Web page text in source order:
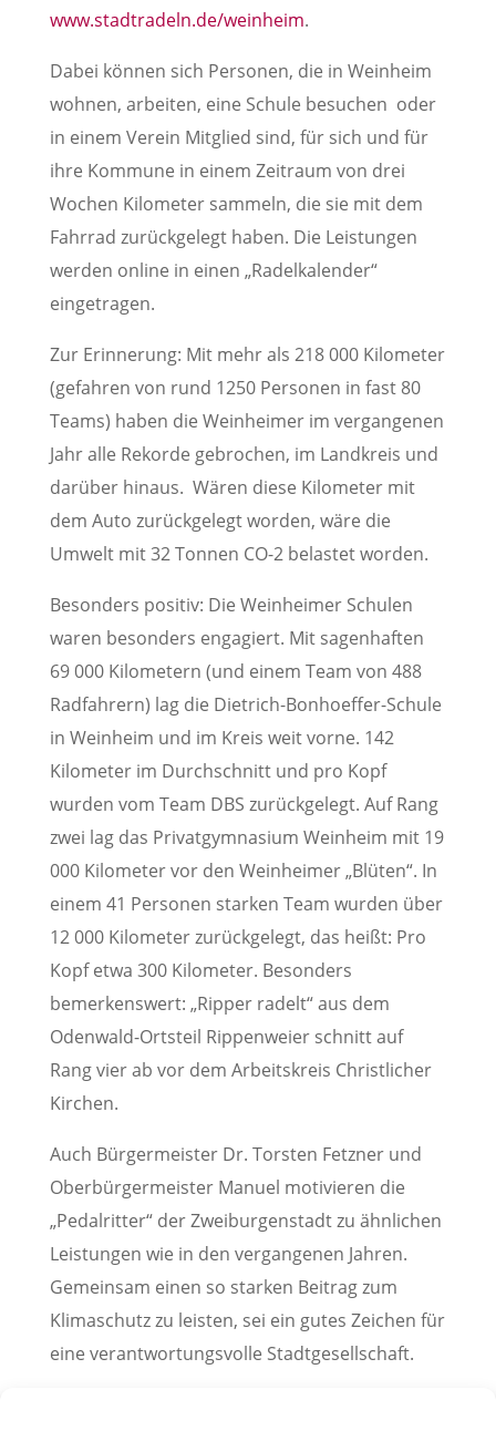
www.stadtradeln.de/weinheim.
Dabei können sich Personen, die in Weinheim
wohnen, arbeiten, eine Schule besuchen oder
in einem Verein Mitglied sind, für sich und für
ihre Kommune in einem Zeitraum von drei
Wochen Kilometer sammeln, die sie mit dem
Fahrrad zurückgelegt haben. Die Leistungen
werden online in einen „Radelkalender“
eingetragen.
Zur Erinnerung: Mit mehr als 218 000 Kilometer
(gefahren von rund 1250 Personen in fast 80
Teams) haben die Weinheimer im vergangenen
Jahr alle Rekorde gebrochen, im Landkreis und
darüber hinaus. Wären diese Kilometer mit
dem Auto zurückgelegt worden, wäre die
Umwelt mit 32 Tonnen CO-2 belastet worden.
Besonders positiv: Die Weinheimer Schulen
waren besonders engagiert. Mit sagenhaften
69 000 Kilometern (und einem Team von 488
Radfahrern) lag die Dietrich-Bonhoeffer-Schule
in Weinheim und im Kreis weit vorne. 142
Kilometer im Durchschnitt und pro Kopf
wurden vom Team DBS zurückgelegt. Auf Rang
zwei lag das Privatgymnasium Weinheim mit 19
000 Kilometer vor den Weinheimer „Blüten“. In
einem 41 Personen starken Team wurden über
12 000 Kilometer zurückgelegt, das heißt: Pro
Kopf etwa 300 Kilometer. Besonders
bemerkenswert: „Ripper radelt“ aus dem
Odenwald-Ortsteil Rippenweier schnitt auf
Rang vier ab vor dem Arbeitskreis Christlicher
Kirchen.
Auch Bürgermeister Dr. Torsten Fetzner und
Oberbürgermeister Manuel motivieren die
„Pedalritter“ der Zweiburgenstadt zu ähnlichen
Leistungen wie in den vergangenen Jahren.
Gemeinsam einen so starken Beitrag zum
Klimaschutz zu leisten, sei ein gutes Zeichen für
eine verantwortungsvolle Stadtgesellschaft.